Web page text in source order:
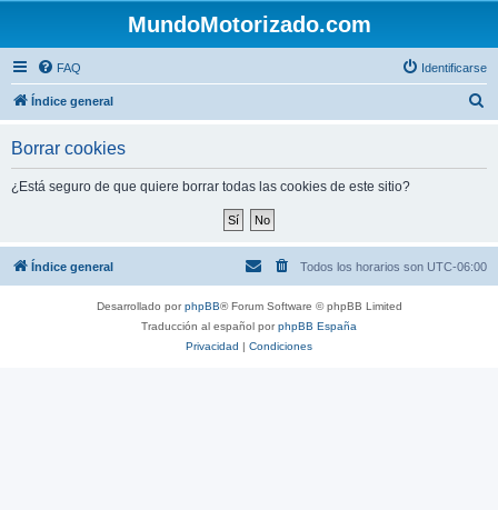
MundoMotorizado.com
FAQ Identificarse
Índice general
Borrar cookies
¿Está seguro de que quiere borrar todas las cookies de este sitio?
Índice general Todos los horarios son UTC-06:00
Desarrollado porphpBB® Forum Software © phpBB Limited
Traducción al español porphpBB España
Privacidad | Condiciones